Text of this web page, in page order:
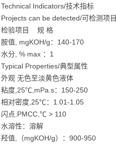
Technical Indicators/技术指标
Projects can be detected/可检测项目
检验项目 规 格
胺值, mgKOH/g：140-170
水分, % max ：1
Typical Properties/典型属性
外观 无色至淡黄色液体
粘度,25℃,mPa.s：150-250
相对密度,25℃：1.01-1.05
闪点,PMCC,℃ > 110
水溶性：溶解
羟值,（mgKOH/g）：900-950